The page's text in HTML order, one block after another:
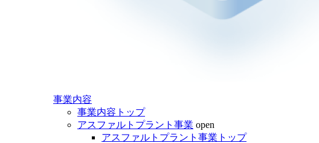
事業内容
事業内容トップ
アスファルトプラント事業 open
アスファルトプラント事業トップ